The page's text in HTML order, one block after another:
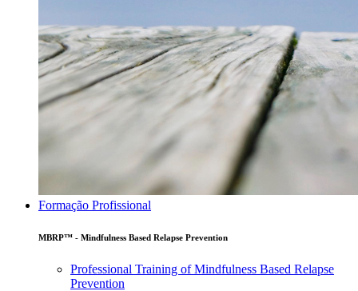
Formação Profissional
MBRP™ - Mindfulness Based Relapse Prevention
Professional Training of Mindfulness Based Relapse
Prevention